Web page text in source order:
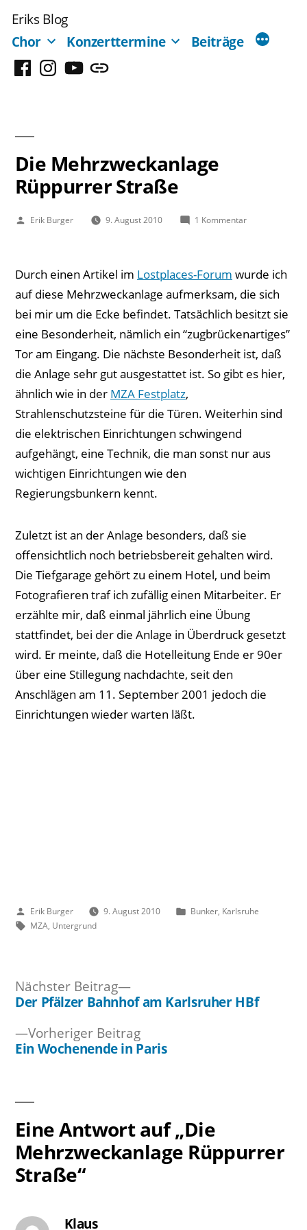
Inhalt
springen
Eriks Blog
Chor
Konzerttermine Beiträge
FacebookInstagram
YouTubeMastodon
Die Mehrzweckanlage
Rüppurrer Straße
Veröffentlicht
Erik Burger 9. August 2010 1 Kommentarzu
Straße
Durch einen Artikel im Lostplaces-Forum wurde ich
auf diese Mehrzweckanlage aufmerksam, die sich
bei mir um die Ecke befindet. Tatsächlich besitzt sie
eine Besonderheit, nämlich ein “zugbrückenartiges”
Tor am Eingang. Die nächste Besonderheit ist, daß
die Anlage sehr gut ausgestattet ist. So gibt es hier,
ähnlich wie in der MZA Festplatz,
Strahlenschutzsteine für die Türen. Weiterhin sind
die elektrischen Einrichtungen schwingend
aufgehängt, eine Technik, die man sonst nur aus
wichtigen Einrichtungen wie den
Regierungsbunkern kennt.
Zuletzt ist an der Anlage besonders, daß sie
offensichtlich noch betriebsbereit gehalten wird.
Die Tiefgarage gehört zu einem Hotel, und beim
Fotografieren traf ich zufällig einen Mitarbeiter. Er
erzählte mir, daß einmal jährlich eine Übung
stattfindet, bei der die Anlage in Überdruck gesetzt
wird. Er meinte, daß die Hotelleitung Ende er 90er
über eine Stillegung nachdachte, seit den
Anschlägen am 11. September 2001 jedoch die
Einrichtungen wieder warten läßt.
Veröffentlicht
von
Erik Burger 9. August 2010
Veröffentlicht
Bunker, Karlsruhe
Schlagwörter:
MZA Untergrund
Vorheriger BeitragVorheriger
Beitrag:
Ein Wochenende in Paris
Nächster Beitrag
Nächster
Beitrag:
Der Pfälzer Bahnhof am Karlsruher HBf
Eine Antwort auf „Die
Mehrzweckanlage Rüppurrer
Straße“
Klaus